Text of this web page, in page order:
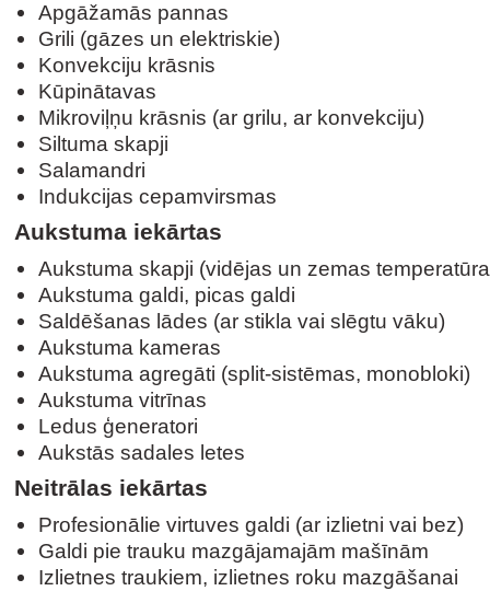
Apgāžamās pannas
Grili (gāzes un elektriskie)
Konvekciju krāsnis
Kūpinātavas
Mikroviļņu krāsnis (ar grilu, ar konvekciju)
Siltuma skapji
Salamandri
Indukcijas cepamvirsmas
Aukstuma iekārtas
Aukstuma skapji (vidējas un zemas
Aukstuma galdi, picas galdi
Saldēšanas lādes (ar stikla vai slēgtu vāku)
Aukstuma kameras
Aukstuma agregāti (split-sistēmas, monobloki)
Aukstuma vitrīnas
Ledus ģeneratori
Aukstās sadales letes
Neitrālas iekārtas
Profesionālie virtuves galdi (ar izlietni vai bez)
Galdi pie trauku mazgājamajām mašīnām
Izlietnes traukiem, izlietnes roku mazgāšanai